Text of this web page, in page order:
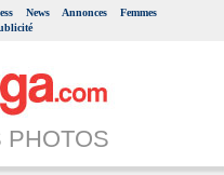
News Annonces
Femmes
PHOTOS